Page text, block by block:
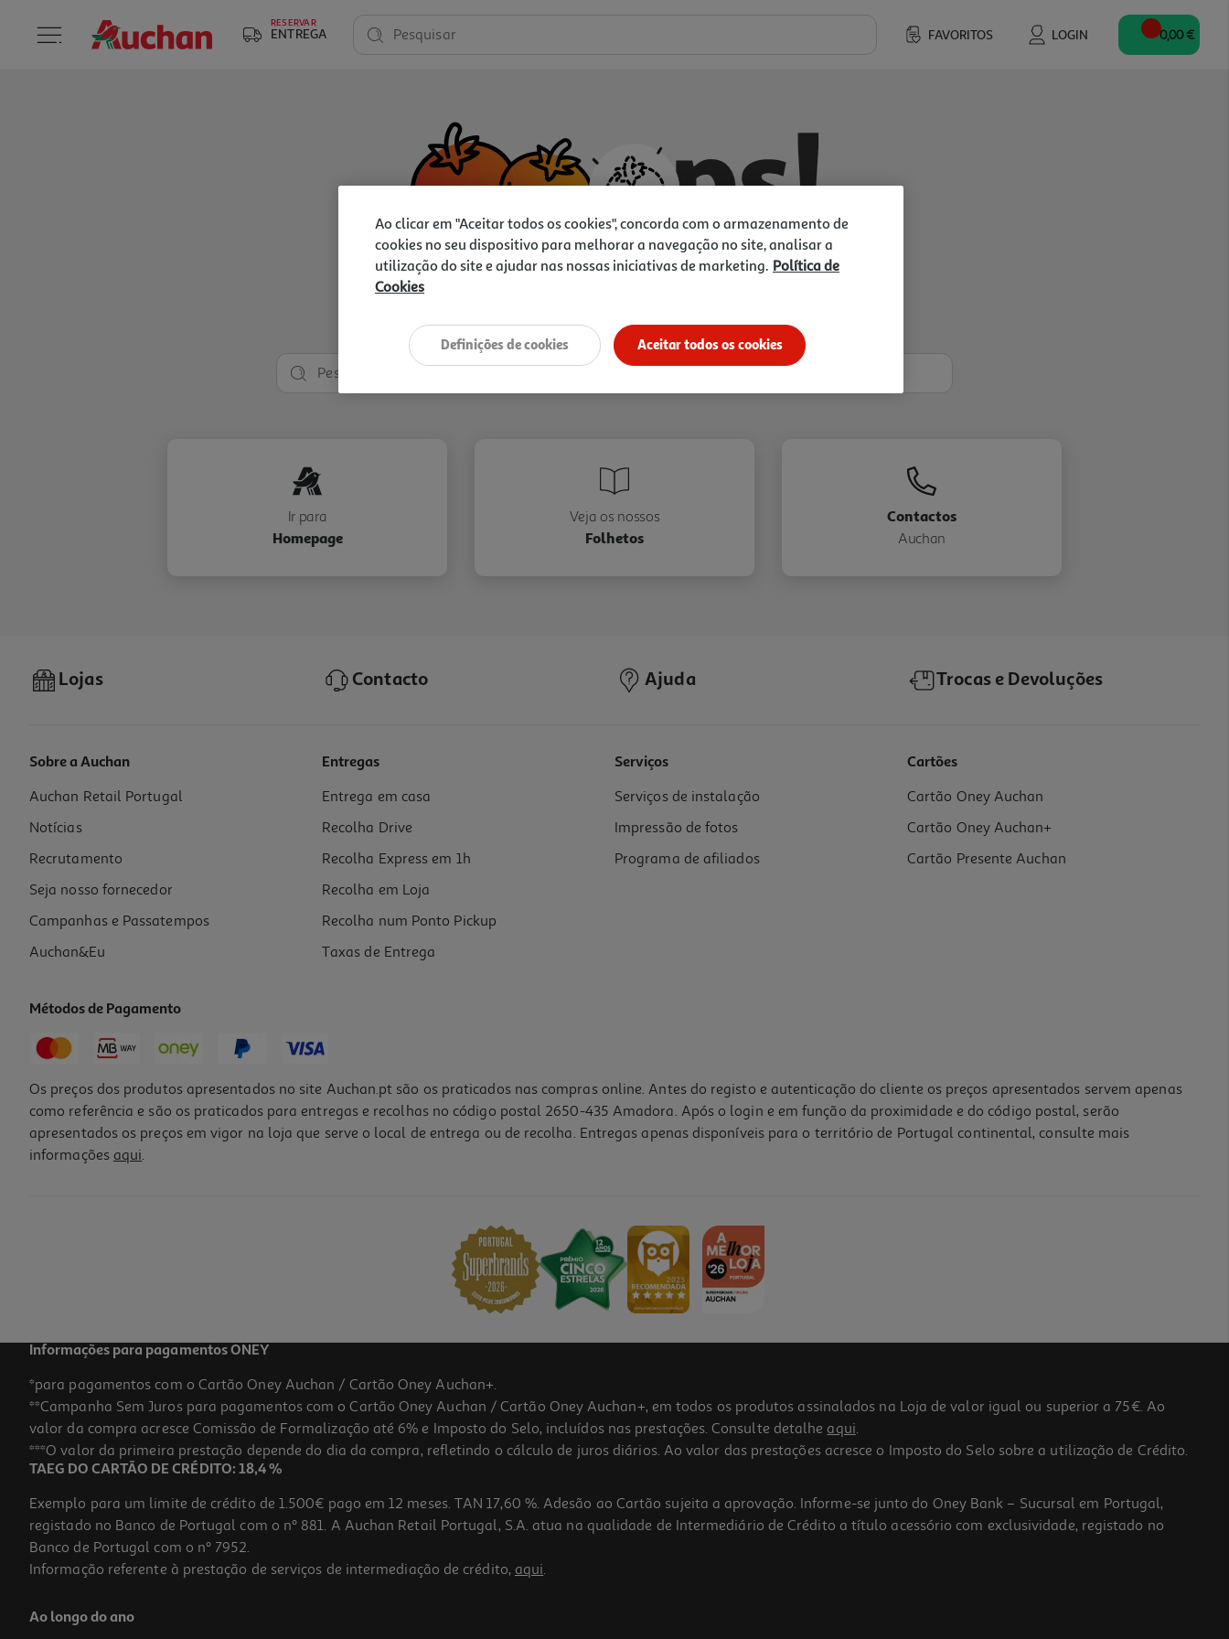
RESERVAR
ENTREGA FAVORITOS LOGIN
Pesquisar 0,00 €
Vamos tentar de novo?
Ir para
Homepage
Veja os nossos
Folhetos
Contactos
Auchan
Lojas Contacto Ajuda Trocas e Devoluções
Sobre a Auchan
Auchan Retail Portugal
Notícias
Recrutamento
Seja nosso fornecedor
Campanhas e Passatempos
Auchan&Eu
Entregas
Entrega em casa
Recolha Drive
Recolha Express em 1h
Recolha em Loja
Recolha num Ponto Pickup
Taxas de Entrega
Serviços
Serviços de instalação
Impressão de fotos
Programa de afiliados
Cartões
Cartão Oney Auchan
Cartão Oney Auchan+
Cartão Presente Auchan
Métodos de Pagamento
Os preços dos produtos apresentados no site Auchan.pt são os praticados nas compras online. Antes do registo e autenticação do cliente os preços apresentados servem apenas
como referência e são os praticados para entregas e recolhas no código postal 2650-435 Amadora. Após o login e em função da proximidade e do código postal, serão
apresentados os preços em vigor na loja que serve o local de entrega ou de recolha. Entregas apenas disponíveis para o território de Portugal continental, consulte mais
informações aqui.
Informações para pagamentos ONEY
*para pagamentos com o Cartão Oney Auchan / Cartão Oney Auchan+.
**Campanha Sem Juros para pagamentos com o Cartão Oney Auchan / Cartão Oney Auchan+, em todos os produtos assinalados na Loja de valor igual ou superior a 75€. Ao
valor da compra acresce Comissão de Formalização até 6% e Imposto do Selo, incluídos nas prestações. Consulte detalhe aqui.
***O valor da primeira prestação depende do dia da compra, refletindo o cálculo de juros diários. Ao valor das prestações acresce o Imposto do Selo sobre a utilização de Crédito.
TAEG DO CARTÃO DE CRÉDITO: 18,4 %
Exemplo para um limite de crédito de 1.500€ pago em 12 meses. TAN 17,60 %. Adesão ao Cartão sujeita a aprovação. Informe-se junto do Oney Bank – Sucursal em Portugal,
registado no Banco de Portugal com o nº 881. A Auchan Retail Portugal, S.A. atua na qualidade de Intermediário de Crédito a título acessório com exclusividade, registado no
Banco de Portugal com o nº 7952.
Informação referente à prestação de serviços de intermediação de crédito, aqui.
Ao longo do ano
Ao clicar em "Aceitar todos os cookies", concorda com o armazenamento de
cookies no seu dispositivo para melhorar a navegação no site, analisar a
utilização do site e ajudar nas nossas iniciativas de marketing. Política de
Cookies
Aceitar todos os cookies
Definições de cookies